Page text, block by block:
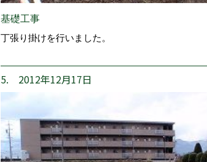
基礎工事
丁張り掛けを行いました。
5. 2012年12月17日